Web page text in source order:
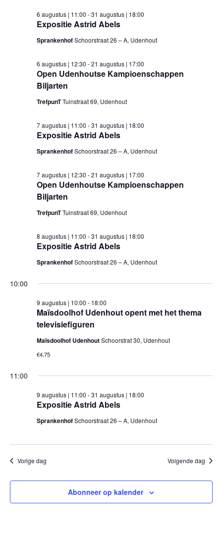
Expositie Astrid Abels
6 augustus | 11:00 -31 augustus | 18:00
SprankenhofSchoorstraat 26 – A, Udenhout
Open Udenhoutse Kampioenschappen
Biljarten
6 augustus | 12:30 -21 augustus | 17:00
TrefpunTTuinstraat 69, Udenhout
Expositie Astrid Abels
7 augustus | 11:00 -31 augustus | 18:00
SprankenhofSchoorstraat 26 – A, Udenhout
Open Udenhoutse Kampioenschappen
Biljarten
7 augustus | 12:30 -21 augustus | 17:00
TrefpunTTuinstraat 69, Udenhout
Expositie Astrid Abels
8 augustus | 11:00 -31 augustus | 18:00
SprankenhofSchoorstraat 26 – A, Udenhout
10:00
Maïsdoolhof Udenhout opent met het thema
televisiefiguren
9 augustus | 10:00 - 18:00
Maïsdoolhof UdenhoutSchoorstrat 30, Udenhout
€4,75
11:00
Expositie Astrid Abels
9 augustus | 11:00 -31 augustus | 18:00
SprankenhofSchoorstraat 26 – A, Udenhout
Vorige dag Volgende dag
Abonneer op kalender